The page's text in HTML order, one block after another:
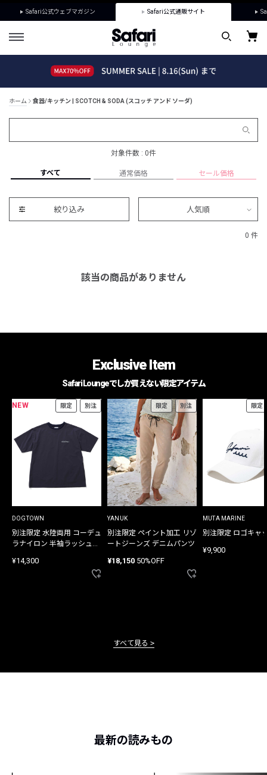
Safari公式ウェブマガジン Safari公式通販サイト
ホーム 食器/キッチン | SCOTCH & SODA (スコッチ アンド ソーダ)
対象件数 : 0件
すべて 通常価格 セール価格
絞り込み 人気順
0 件
該当の商品がありません
Exclusive Item
Safari Loungeでしか買えない限定アイテム
NEW 限定 別注
DOGTOWN
別注限定 水陸両用 コーデュ
ラナイロン 半袖ラッシュガ
¥14,300
限定 別注
YANUK
別注限定 ペイント加工 リゾ
ートジーンズ デニムパンツ
¥18,150 50%OFF
限定
MUTA MARINE
別注限定 ロゴキャ
¥9,900
すべて見る
最新の読みもの